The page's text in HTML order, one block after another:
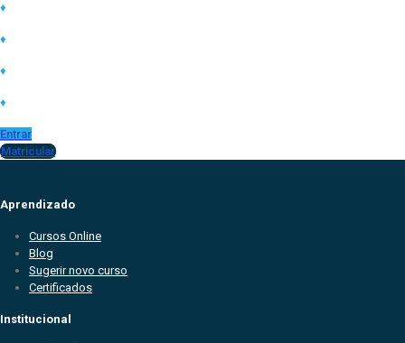
♦
♦
♦
♦
Entrar
Matricular
Aprendizado
Cursos Online
Blog
Sugerir novo curso
Certificados
Institucional